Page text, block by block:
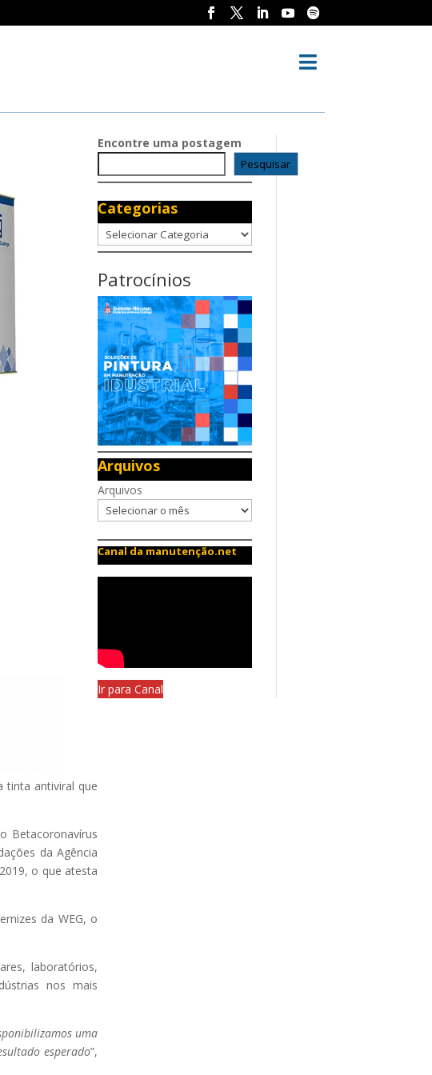

tinta antiviral que
Betacoronavírus
da Agência
o que atesta
da WEG, o
laboratórios,
nos mais
uma
esperado”,
Encontre uma postagem
Pesquisar
Categorias
Categorias
Patrocínios
Arquivos
Arquivos
Canal da manutenção.net
Ir para Canal